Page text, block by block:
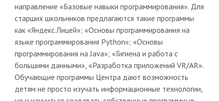
направление «Базовые навыки программирования». Для
старших школьников предлагаются такие программы
как «Яндекс.Лицей»; «Основы программирования на
языке программирования Python»; «Основы
программирования на Java»; «Гигиена и работа с
большими данными», «Разработка приложений VR/AR».
Обучающие программы Центра дают возможность
детям не просто изучать информационные технологии,